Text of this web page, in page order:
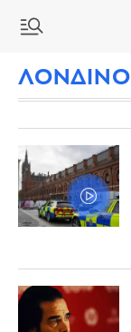
ΛΟΝΔΙΝΟ